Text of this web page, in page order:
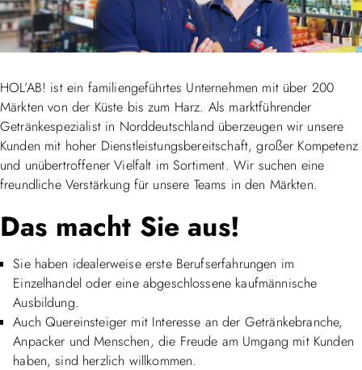
HOL’AB! ist ein familiengeführtes Unternehmen mit über 200
Märkten von der Küste bis zum Harz. Als marktführender
Getränkespezialist in Norddeutschland überzeugen wir unsere
Kunden mit hoher Dienstleistungsbereitschaft, großer Kompetenz
und unübertroffener Vielfalt im Sortiment. Wir suchen eine
freundliche Verstärkung für unsere Teams in den Märkten.
Das macht Sie aus!
Sie haben idealerweise erste Berufserfahrungen im
Einzelhandel oder eine abgeschlossene kaufmännische
Ausbildung.
Auch Quereinsteiger mit Interesse an der Getränkebranche,
Anpacker und Menschen, die Freude am Umgang mit Kunden
haben, sind herzlich willkommen.